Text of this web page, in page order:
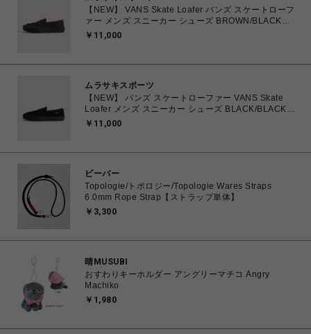
【NEW】 VANS Skate Loafer バンズ スケートローフ
ァー メンズ スニーカー シューズ BROWN/BLACK
26.0cm～28.0cm VN000VA6Y49 0198266309224
￥11,000
ムラサキスポーツ
【NEW】 バンズ スケートローファー VANS Skate
Loafer メンズ スニーカー シューズ BLACK/BLACK
25.0cm～29.0cm VN000VA6BKA 0198266309118
￥11,000
ビーバー
Topologie/トポロジー/Topologie Wares Straps
6.0mm Rope Strap【ストラップ単体】
￥3,300
晴MUSUBI
おすわりキーホルダー アングリーマチコ Angry
Machiko
￥1,980